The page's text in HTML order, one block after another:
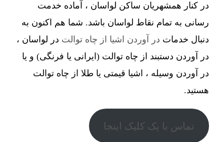
در کنار همشهریان ساکن لواسان ، آماده خدمت
رسانی به تمام نقاط لواسان باشد. شما هم اکنون به
دنبال خدمات در آوردن اشیا از چاه توالت در لواسان ،
در آوردن دستبند از چاه توالت (ایرانی یا فرنگی) و یا
در آوردن وسیله ، اشیا قیمتی یا طلا از چاه توالت
هستید.
تماس با یک کلیک اینجا